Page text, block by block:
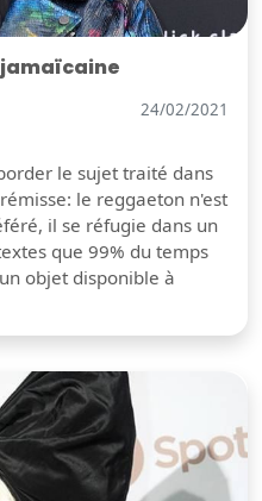
24/02/2021
le sujet traité dans
le reggaeton n'est
il se réfugie dans un
que 99% du temps
objet disponible à